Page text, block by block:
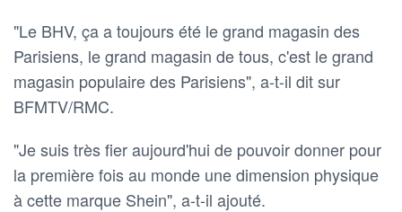
"Le BHV, ça a toujours été le grand magasin des
Parisiens, le grand magasin de tous, c'est le grand
magasin populaire des Parisiens", a-t-il dit sur
BFMTV/RMC.
"Je suis très fier aujourd'hui de pouvoir donner pour
la première fois au monde une dimension physique
à cette marque Shein", a-t-il ajouté.